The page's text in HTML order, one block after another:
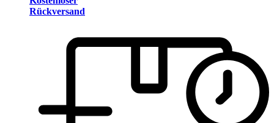
Rückversand